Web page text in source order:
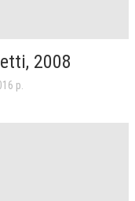
2008
р.